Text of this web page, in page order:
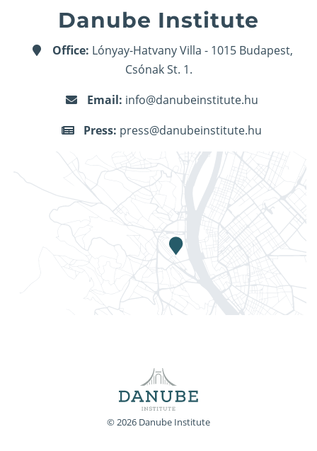
Danube Institute
Office: Lónyay-Hatvany Villa - 1015 Budapest,
Csónak St. 1.
Email: info@danubeinstitute.hu
Press: press@danubeinstitute.hu
© 2026 Danube Institute